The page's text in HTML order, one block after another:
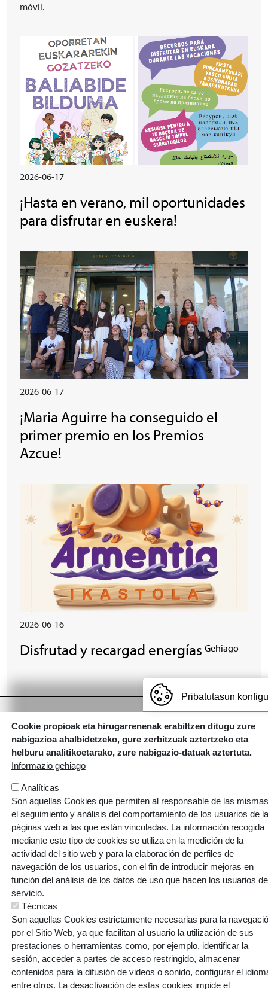
móvil.
2026-06-17
¡Hasta en verano, mil oportunidades
para disfrutar en euskera!
Irudia
2026-06-17
¡Maria Aguirre ha conseguido el
primer premio en los Premios
Azcue!
2026-06-16
Disfrutad y recargad energías Gehiago
ARMENTIA IKASTOLA, S. COOP.
Gaztelako ataria, 101 - 01007 (GASTEIZ)
T: 945 145 445 | E:
ORRI-OINA
Contacto Trabaja con nosotros
TESTU-LEGALAK
Política de cookies Política de privacidad
Pribatutasun
Cookie propioak eta hirugarrenenak erabiltzen ditugu zure
nabigazioa ahalbidetzeko, gure zerbitzuak aztertzeko eta
helburu analitikoetarako, zure nabigazio-datuak aztertuta.
Informazio gehiago
Analíticas
Son aquellas Cookies que permiten al responsable de las
el seguimiento y análisis del comportamiento de los usuarios de
páginas web a las que están vinculadas. La información recogida
mediante este tipo de cookies se utiliza en la medición de la
actividad del sitio web y para la elaboración de perfiles de
navegación de los usuarios, con el fin de introducir mejoras en
función del análisis de los datos de uso que hacen los usuarios
servicio.
Técnicas
Son aquellas Cookies estrictamente necesarias para la
por el Sitio Web, ya que facilitan al usuario la utilización de sus
prestaciones o herramientas como, por ejemplo, identificar la
sesión, acceder a partes de acceso restringido, almacenar
contenidos para la difusión de videos o sonido, configurar el
entre otros. La desactivación de estas cookies impide el